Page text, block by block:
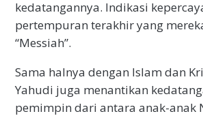
kedatangannya. Indikasi
pertempuran terakhir yang
“Messiah”.
Sama halnya dengan Islam dan
Yahudi juga menantikan
pemimpin dari antara anak-anak